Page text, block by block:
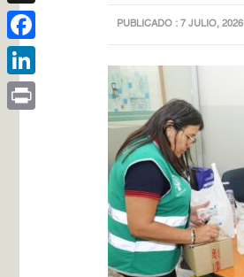
PUBLICADO : 7 JULIO, 2026
X
Facebook
LinkedIn